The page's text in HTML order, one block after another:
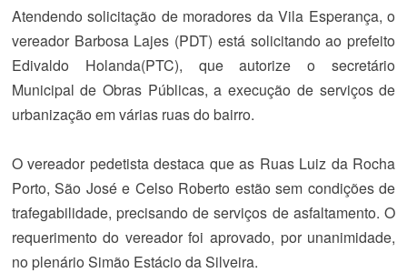
Atendendo solicitação de moradores da Vila Esperança, o
vereador Barbosa Lajes (PDT) está solicitando ao prefeito
Edivaldo Holanda(PTC), que autorize o secretário
Municipal de Obras Públicas, a execução de serviços de
urbanização em várias ruas do bairro.
O vereador pedetista destaca que as Ruas Luiz da Rocha
Porto, São José e Celso Roberto estão sem condições de
trafegabilidade, precisando de serviços de asfaltamento. O
requerimento do vereador foi aprovado, por unanimidade,
no plenário Simão Estácio da Silveira.